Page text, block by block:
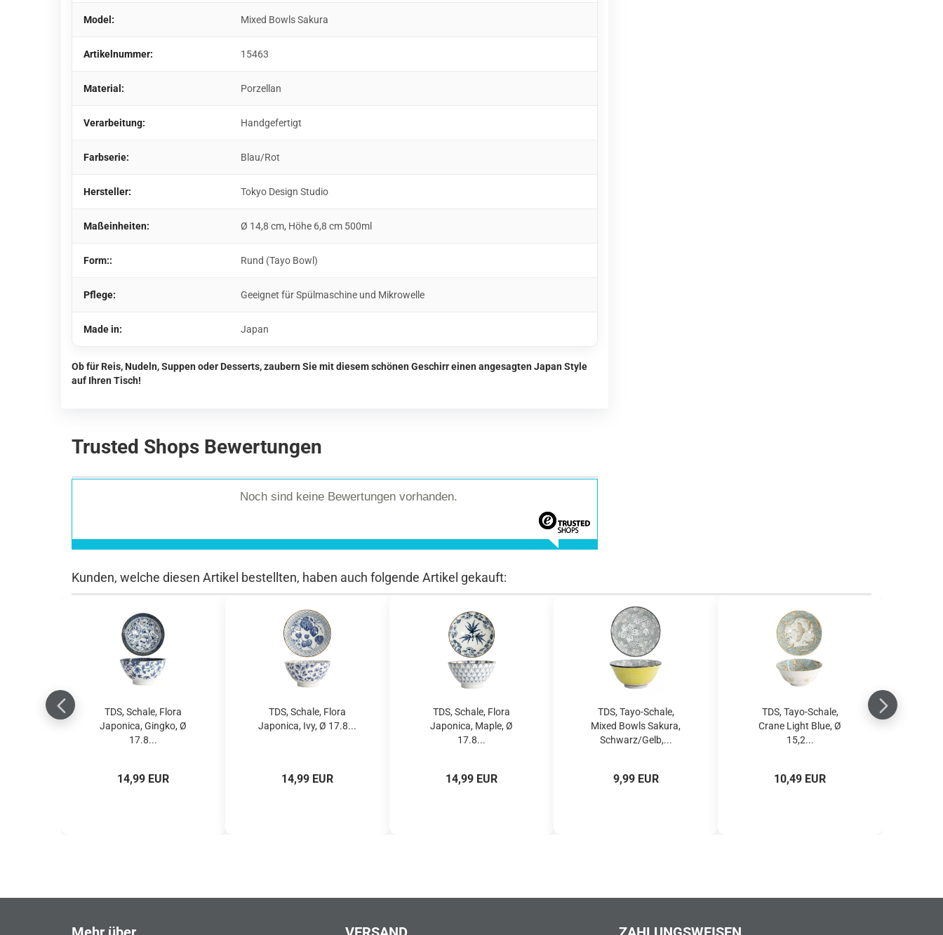
Model: Mixed Bowls Sakura
Artikelnummer: 15463
Material: Porzellan
Verarbeitung: Handgefertigt
Farbserie: Blau/Rot
Hersteller: Tokyo Design Studio
Maßeinheiten: Ø 14,8 cm, Höhe 6,8 cm 500ml
Form:: Rund (Tayo Bowl)
Pflege: Geeignet für Spülmaschine und Mikrowelle
Made in: Japan
Ob für Reis, Nudeln, Suppen oder Desserts, zaubern Sie mit diesem schönen Geschirr einen angesagten Japan Style
auf Ihren Tisch!
Trusted Shops Bewertungen
Noch sind keine Bewertungen vorhanden.
Kunden, welche diesen Artikel bestellten, haben auch folgende Artikel gekauft:
TDS, Schale, Flora
Japonica, Gingko, Ø
17.8...
14,99 EUR
TDS, Schale, Flora
Japonica, Ivy, Ø 17.8...
14,99 EUR
TDS, Schale, Flora
Japonica, Maple, Ø
17.8...
14,99 EUR
TDS, Tayo-Schale,
Mixed Bowls Sakura,
Schwarz/Gelb,...
9,99 EUR
TDS, Tayo-Schale,
Crane Light Blue, Ø
15,2...
10,49 EUR